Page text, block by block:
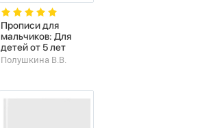
Прописи для
мальчиков: Для
детей от 5 лет
Полушкина В.В.